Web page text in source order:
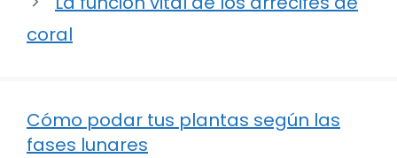
coral
Cómo podar tus plantas según las
fases lunares